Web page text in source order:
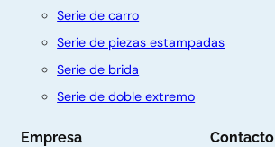
Serie de carro
Serie de piezas estampadas
Serie de brida
Serie de doble extremo
Empresa Contacto